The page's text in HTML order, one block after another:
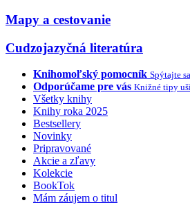
Mapy a cestovanie
Cudzojazyčná literatúra
Knihomoľský pomocník Spýtajte
Odporúčame pre vás Knižné tipy
Všetky knihy
Knihy roka 2025
Bestsellery
Novinky
Pripravované
Akcie a zľavy
Kolekcie
BookTok
Mám záujem o titul